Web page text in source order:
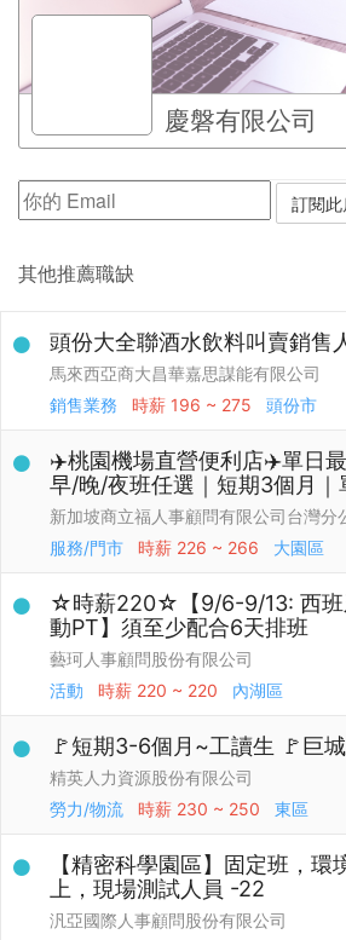
慶磐有限公司
其他推薦職缺
頭份大全聯酒水飲料叫賣銷售
馬來西亞商大昌華嘉思謀能有限公司
銷售業務
時薪 196 ~ 275 頭份市
✈️桃園機場直營便利店✈️單日最
早/晚/夜班任選｜短期3個月｜
新加坡商立福人事顧問有限公司台灣分
服務/門市
時薪 226 ~ 266 大園區
☆時薪220☆【9/6-9/13: 西班
動PT】須至少配合6天排班
藝珂人事顧問股份有限公司
活動
時薪 220 ~ 220 內湖區
🚩短期3-6個月~工讀生 🚩巨
精英人力資源股份有限公司
勞力/物流
時薪 230 ~ 250 東區
【精密科學園區】固定班，環
上，現場測試人員 -22
汎亞國際人事顧問股份有限公司